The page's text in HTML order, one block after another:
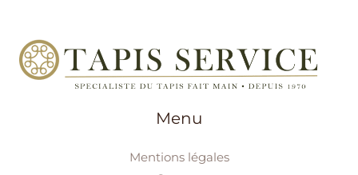
Menu
Mentions légales